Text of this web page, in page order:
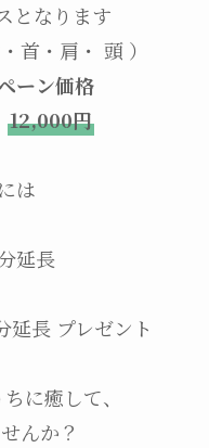
なります
首・肩・ 頭 ）
ーン価格
12,000円
は
延長
長 プレゼント
に癒して、
んか？